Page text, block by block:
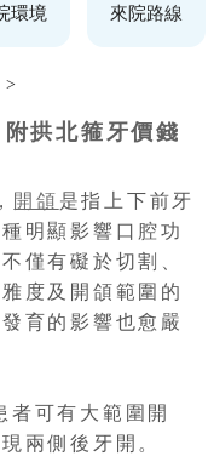
環境 來院路線
>
拱北箍牙價錢
開頜 是指上下前牙
明顯影響口腔功
僅有礙於切割、
度及開頜範圍的
育的影響也愈嚴
者可有大範圍開
兩側後牙開。